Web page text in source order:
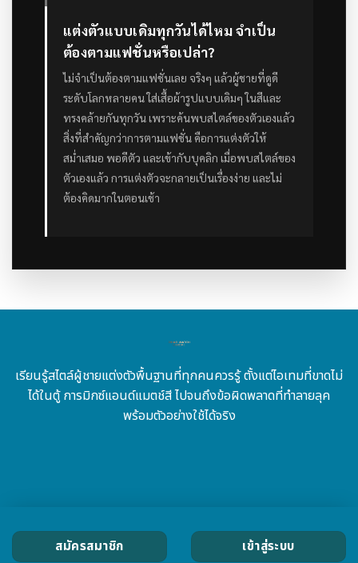
แต่งตัวแบบเดิมทุกวันได้ไหม จำเป็น
ต้องตามแฟชั่นหรือเปล่า?
ไม่จำเป็นต้องตามแฟชั่นเลย จริงๆ แล้วผู้ชายที่ดูดี
ระดับโลกหลายคน ใส่เสื้อผ้ารูปแบบเดิมๆ ในสีและ
ทรงคล้ายกันทุกวัน เพราะค้นพบสไตล์ของตัวเองแล้ว
สิ่งที่สำคัญกว่าการตามแฟชั่น คือการแต่งตัวให้
สม่ำเสมอ พอดีตัว และเข้ากับบุคลิก เมื่อพบสไตล์ของ
ตัวเองแล้ว การแต่งตัวจะกลายเป็นเรื่องง่าย และไม่
ต้องคิดมากในตอนเช้า
เรียนรู้สไตล์ผู้ชายแต่งตัวพื้นฐานที่ทุกคนควรรู้ ตั้งแต่ไอเทมที่ขาดไม่
ได้ในตู้ การมิกซ์แอนด์แมตช์สี ไปจนถึงข้อผิดพลาดที่ทำลายลุค
พร้อมตัวอย่างใช้ได้จริง
สมัครสมาชิก เข้าสู่ระบบ